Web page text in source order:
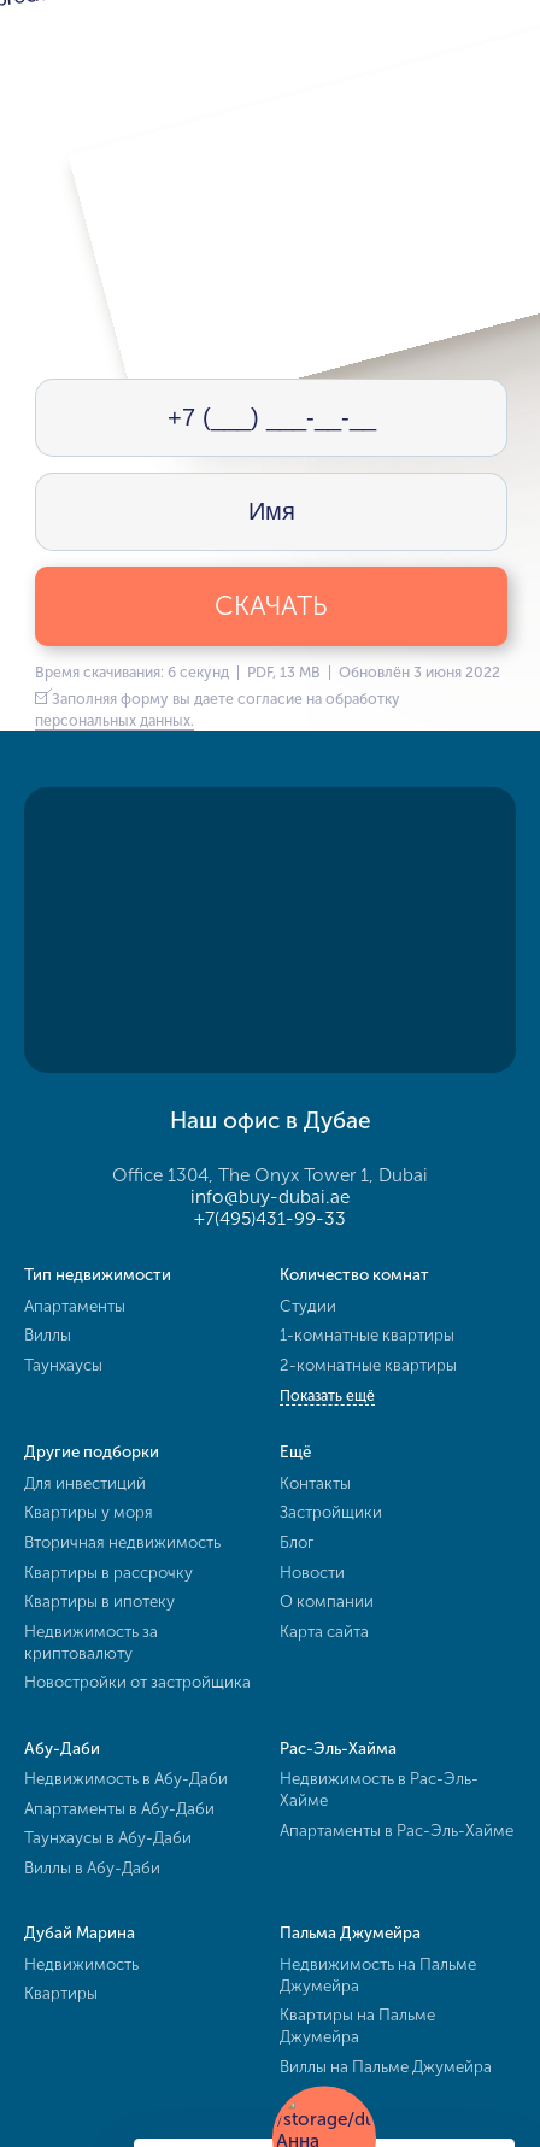
СКАЧАТЬ
Время скачивания: 6 секунд | PDF, 13 MB | Обновлён 3 июня 2022
Заполняя форму вы даете согласие на обработку
персональных данных.
Наш офис в Дубае
Office 1304, The Onyx Tower 1, Dubai
info@buy-dubai.ae
+7(495)431-99-33
Тип недвижимости
Апартаменты
Виллы
Таунхаусы
Количество комнат
Студии
1-комнатные квартиры
2-комнатные квартиры
Показать ещё
Другие подборки
Для инвестиций
Квартиры у моря
Вторичная недвижимость
Квартиры в рассрочку
Квартиры в ипотеку
Недвижимость за
криптовалюту
Новостройки от застройщика
Ещё
Контакты
Застройщики
Блог
Новости
О компании
Карта сайта
Абу-Даби
Недвижимость в Абу-Даби
Апартаменты в Абу-Даби
Таунхаусы в Абу-Даби
Виллы в Абу-Даби
Рас-Эль-Хайма
Недвижимость в Рас-Эль-
Хайме
Апартаменты в Рас-Эль-Хайме
Дубай Марина
Недвижимость
Квартиры
Пальма Джумейра
Недвижимость на Пальме
Джумейра
Квартиры на Пальме
Джумейра
Виллы на Пальме Джумейра